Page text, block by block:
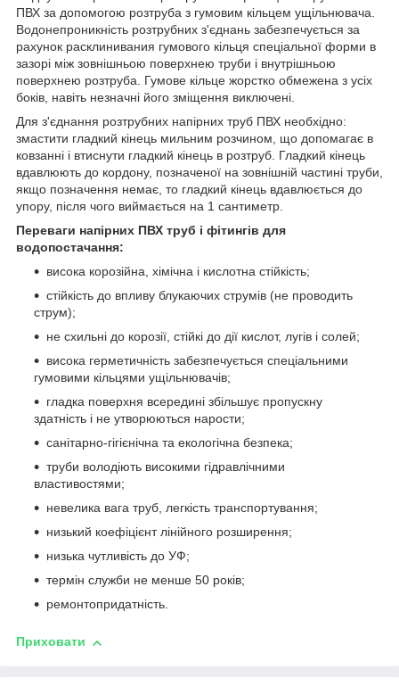
ПВХ за допомогою розтруба з гумовим кільцем ущільнювача.
Водонепроникність розтрубних з'єднань забезпечується за
рахунок расклинивания гумового кільця спеціальної форми в
зазорі між зовнішньою поверхнею труби і внутрішньою
поверхнею розтруба. Гумове кільце жорстко обмежена з усіх
боків, навіть незначні його зміщення виключені.
Для з'єднання розтрубних напірних труб ПВХ необхідно:
змастити гладкий кінець мильним розчином, що допомагає в
ковзанні і втиснути гладкий кінець в розтруб. Гладкий кінець
вдавлюють до кордону, позначеної на зовнішній частині труби,
якщо позначення немає, то гладкий кінець вдавлюється до
упору, після чого виймається на 1 сантиметр.
Переваги напірних ПВХ труб і фітингів для
водопостачання:
висока корозійна, хімічна і кислотна стійкість;
стійкість до впливу блукаючих струмів (не проводить
струм);
не схильні до корозії, стійкі до дії кислот, лугів і солей;
висока герметичність забезпечується спеціальними
гумовими кільцями ущільнювачів;
гладка поверхня всередині збільшує пропускну
здатність і не утворюються нарости;
санітарно-гігієнічна та екологічна безпека;
труби володіють високими гідравлічними
властивостями;
невелика вага труб, легкість транспортування;
низький коефіцієнт лінійного розширення;
низька чутливість до УФ;
термін служби не менше 50 років;
ремонтопридатність.
Приховати